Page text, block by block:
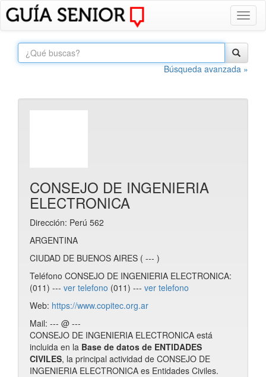
Búsqueda avanzada »
CONSEJO DE INGENIERIA
ELECTRONICA
Dirección: Perú 562
ARGENTINA
CIUDAD DE BUENOS AIRES ( --- )
Teléfono CONSEJO DE INGENIERIA ELECTRONICA:
(011) --- ver telefono (011) --- ver telefono
Web: https://www.copitec.org.ar
Mail: --- @ ---
CONSEJO DE INGENIERIA ELECTRONICA está
incluida en la Base de datos de ENTIDADES
CIVILES, la principal actividad de CONSEJO DE
INGENIERIA ELECTRONICA es Entidades Civiles.